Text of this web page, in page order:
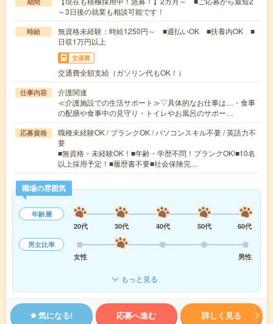
～3日後の就業も相談可能です！
時給
無資格未経験：時給1250円～ ■週払いOK ■扶養内OK ■
日収1万円以上
交通費
交通費全額支給（ガソリン代もOK！）
仕事内容
介護関連
≪介護施設での生活サポート≫▽具体的なお仕事は…・食事
の配膳や食事中の見守り・トイレやお風呂のサポー…
応募資格
職種未経験OK / ブランクOK / パソコンスキル不要 / 英語力不
要
■無資格・未経験OK！■年齢・学歴不問！ブランクOK!■10名
以上採用予定！■履歴書不要■社会保険完…
職場の雰囲気
年齢層
20代
30代 40代 50代
60代
男女比率
女性
男性
もっと見る
気になる! 応募へ進む 詳しく見る